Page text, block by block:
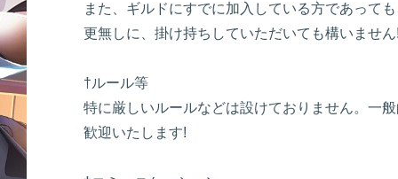
また、ギルドにすでに加入している方であって
更無しに、掛け持ちしていただいても構いませ
†ルール等
特に厳しいルールなどは設けておりません。一
歓迎いたします!